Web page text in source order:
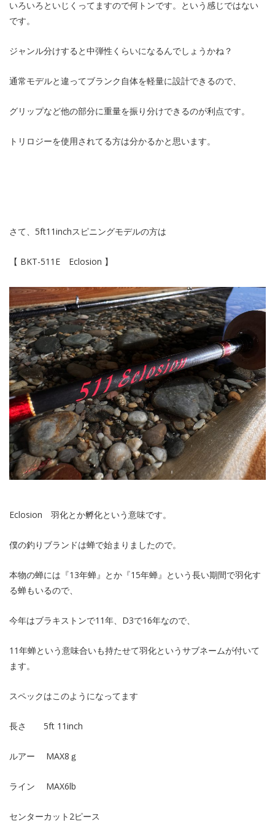
いろいろといじくってますので何トンです。という感じではない
です。
ジャンル分けすると中弾性くらいになるんでしょうかね？
通常モデルと違ってブランク自体を軽量に設計できるので、
グリップなど他の部分に重量を振り分けできるのが利点です。
トリロジーを使用されてる方は分かるかと思います。
さて、5ft11inchスピニングモデルの方は
【 BKT-511E Eclosion 】
Eclosion 羽化とか孵化という意味です。
僕の釣りブランドは蝉で始まりましたので。
本物の蝉には『13年蝉』とか『15年蝉』という長い期間で羽化す
る蝉もいるので、
今年はブラキストンで11年、D3で16年なので、
11年蝉という意味合いも持たせて羽化というサブネームが付いて
ます。
スペックはこのようになってます
長さ 5ft 11inch
ルアー MAX8ｇ
ライン MAX6lb
センターカット2ピース